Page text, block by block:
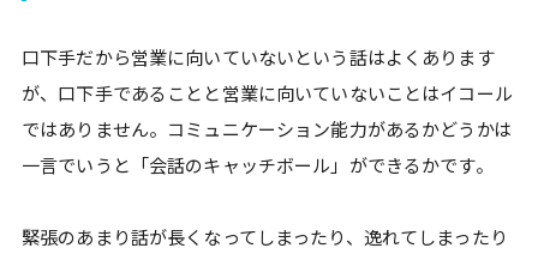
口下手だから営業に向いていないという話はよくあります
が、口下手であることと営業に向いていないことはイコール
ではありません。コミュニケーション能力があるかどうかは
一言でいうと「会話のキャッチボール」ができるかです。
緊張のあまり話が長くなってしまったり、逸れてしまったり